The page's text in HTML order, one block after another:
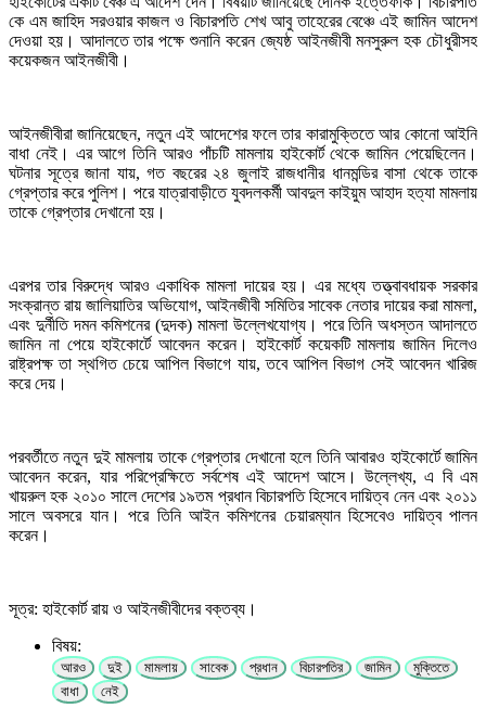
কে এম জাহিদ সরওয়ার কাজল ও বিচারপতি শেখ আবু তাহেরের বেঞ্চে এই জামিন আদেশ
দেওয়া হয়। আদালতে তার পক্ষে শুনানি করেন জ্যেষ্ঠ আইনজীবী মনসুরুল হক চৌধুরীসহ
কয়েকজন আইনজীবী।
আইনজীবীরা জানিয়েছেন, নতুন এই আদেশের ফলে তার কারামুক্তিতে আর কোনো আইনি
বাধা নেই। এর আগে তিনি আরও পাঁচটি মামলায় হাইকোর্ট থেকে জামিন পেয়েছিলেন।
ঘটনার সূত্রে জানা যায়, গত বছরের ২৪ জুলাই রাজধানীর ধানমন্ডির বাসা থেকে তাকে
গ্রেপ্তার করে পুলিশ। পরে যাত্রাবাড়ীতে যুবদলকর্মী আবদুল কাইয়ুম আহাদ হত্যা মামলায়
তাকে গ্রেপ্তার দেখানো হয়।
এরপর তার বিরুদ্ধে আরও একাধিক মামলা দায়ের হয়। এর মধ্যে তত্ত্বাবধায়ক সরকার
সংক্রান্ত রায় জালিয়াতির অভিযোগ, আইনজীবী সমিতির সাবেক নেতার দায়ের করা মামলা,
এবং দুর্নীতি দমন কমিশনের (দুদক) মামলা উল্লেখযোগ্য। পরে তিনি অধস্তন আদালতে
জামিন না পেয়ে হাইকোর্টে আবেদন করেন। হাইকোর্ট কয়েকটি মামলায় জামিন দিলেও
রাষ্ট্রপক্ষ তা স্থগিত চেয়ে আপিল বিভাগে যায়, তবে আপিল বিভাগ সেই আবেদন খারিজ
করে দেয়।
পরবর্তীতে নতুন দুই মামলায় তাকে গ্রেপ্তার দেখানো হলে তিনি আবারও হাইকোর্টে জামিন
আবেদন করেন, যার পরিপ্রেক্ষিতে সর্বশেষ এই আদেশ আসে। উল্লেখ্য, এ বি এম
খায়রুল হক ২০১০ সালে দেশের ১৯তম প্রধান বিচারপতি হিসেবে দায়িত্ব নেন এবং ২০১১
সালে অবসরে যান। পরে তিনি আইন কমিশনের চেয়ারম্যান হিসেবেও দায়িত্ব পালন
করেন।
সূত্র: হাইকোর্ট রায় ও আইনজীবীদের বক্তব্য।
বিষয়:
আরও দুই মামলায় সাবেক প্রধান বিচারপতির জামিন
মুক্তিতে
বাধা
নেই